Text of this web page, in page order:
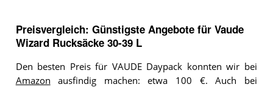
Preisvergleich: Günstigste Angebote für Vaude
Wizard Rucksäcke 30-39 L
Den besten Preis für VAUDE Daypack konnten wir bei
Amazon ausfindig machen: etwa 100 €. Auch bei